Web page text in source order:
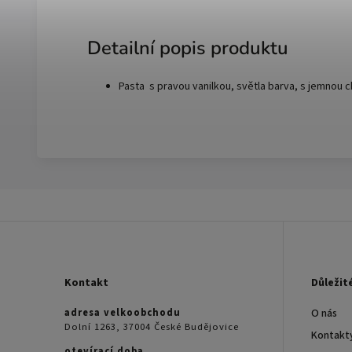
Detailní popis produktu
Pasta s pravou vanilkou, světla barva, s jemnou
Kontakt
adresa velkoobchodu
Dolní 1263, 37004 České Budějovice
O nás